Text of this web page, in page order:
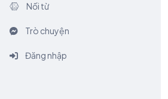
Nối từ
Trò chuyện
Đăng nhập